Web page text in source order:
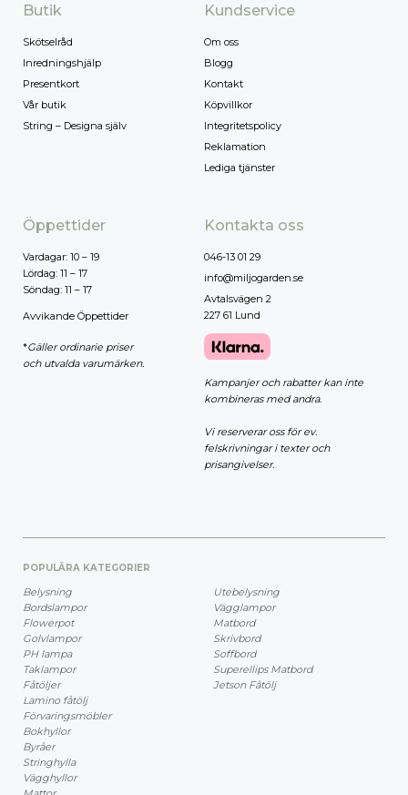
Butik
Skötselråd
Inredningshjälp
Presentkort
Vår butik
String – Designa själv
Kundservice
Om oss
Blogg
Kontakt
Köpvillkor
Integritetspolicy
Reklamation
Lediga tjänster
Öppettider
Vardagar: 10 – 19
Lördag: 11 – 17
Söndag: 11 – 17
Avvikande Öppettider
*Gäller ordinarie priser
och utvalda varumärken.
Kontakta oss
046-13 01 29
info@miljogarden.se
Avtalsvägen 2
227 61 Lund
Kampanjer och rabatter kan inte
kombineras med andra.
Vi reserverar oss för ev.
felskrivningar i texter och
prisangivelser.
POPULÄRA KATEGORIER
Belysning
Bordslampor
Flowerpot
Golvlampor
PH lampa
Taklampor
Fåtöljer
Lamino fåtölj
Förvaringsmöbler
Bokhyllor
Byråer
Stringhylla
Vägghyllor
Utebelysning
Vägglampor
Matbord
Skrivbord
Soffbord
Superellips Matbord
Jetson Fåtölj